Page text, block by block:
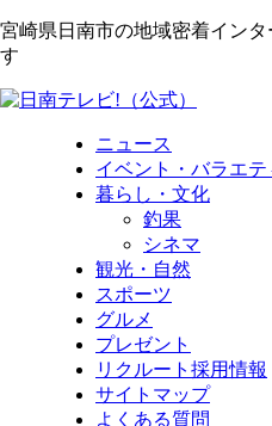
宮崎県日南市の地域密着イン
す
ニュース
イベント・バラエテ
暮らし・文化
釣果
シネマ
観光・自然
スポーツ
グルメ
プレゼント
リクルート採用情報
サイトマップ
よくある質問